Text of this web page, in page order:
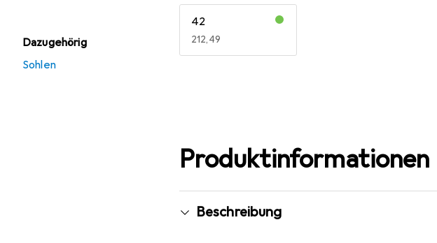
Dazugehörig
Sohlen
42
EUR
212,49
Produktinformationen
Beschreibung